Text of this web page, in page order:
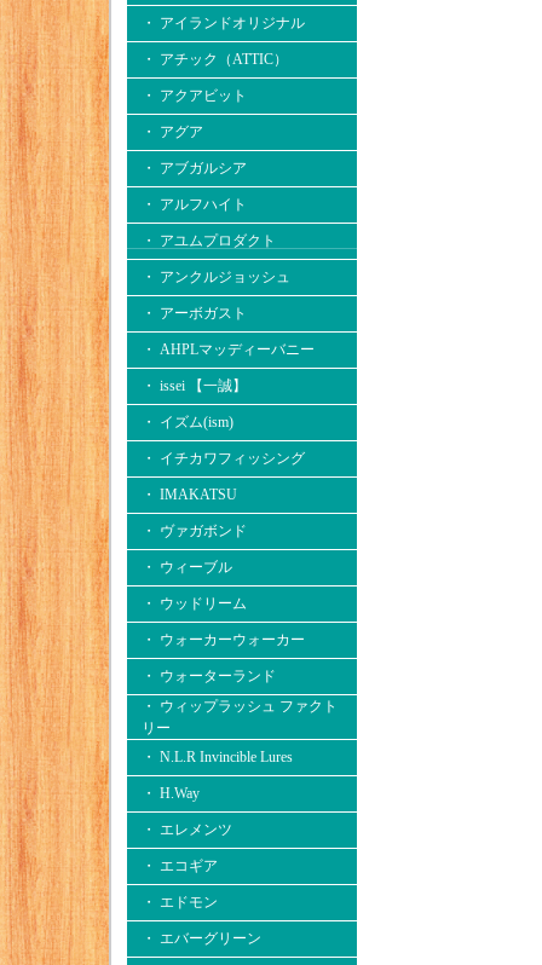
・ アイランドオリジナル
・ アチック（ATTIC）
・ アクアビット
・ アグア
・ アブガルシア
・ アルフハイト
・ アユムプロダクト
・ アンクルジョッシュ
・ アーボガスト
・ AHPLマッディーバニー
・ issei 【一誠】
・ イズム(ism)
・ イチカワフィッシング
・ IMAKATSU
・ ヴァガボンド
・ ウィーブル
・ ウッドリーム
・ ウォーカーウォーカー
・ ウォーターランド
・ ウィップラッシュ ファクト
リー
・ N.L.R Invincible Lures
・ H.Way
・ エレメンツ
・ エコギア
・ エドモン
・ エバーグリーン